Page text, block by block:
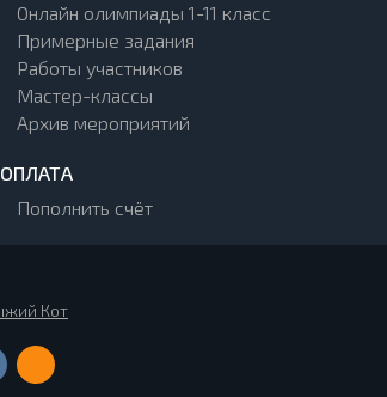
Онлайн олимпиады 1-11 класс
Примерные задания
Работы участников
Мастер-классы
Архив мероприятий
ОПЛАТА
Пополнить счёт